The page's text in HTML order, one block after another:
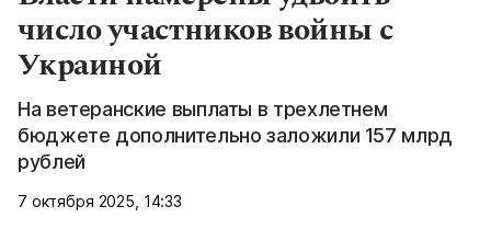
число участников войны с
Украиной
На ветеранские выплаты в трехлетнем
бюджете дополнительно заложили 157 млрд
рублей
7 октября 2025, 14:33